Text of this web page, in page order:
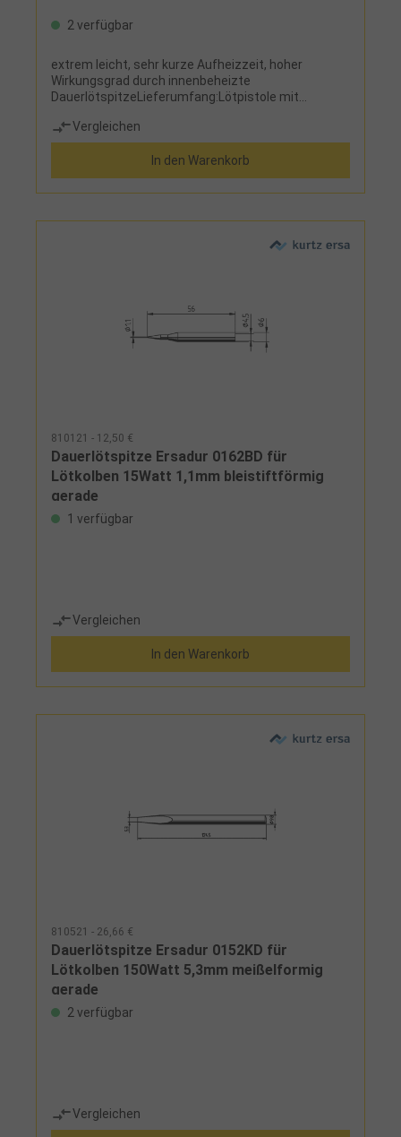
2 verfügbar
extrem leicht, sehr kurze Aufheizzeit, hoher
Wirkungsgrad durch innenbeheizte
DauerlötspitzeLieferumfang:Lötpistole mit
Vergleichen
In den Warenkorb
810121 - 12,50 €
Dauerlötspitze Ersadur 0162BD für
Lötkolben 15Watt 1,1mm bleistiftförmig
gerade
1 verfügbar
Vergleichen
In den Warenkorb
810521 - 26,66 €
Dauerlötspitze Ersadur 0152KD für
Lötkolben 150Watt 5,3mm meißelformig
gerade
2 verfügbar
Vergleichen